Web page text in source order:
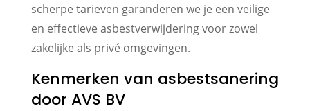
scherpe tarieven garanderen we je een veilige
en effectieve asbestverwijdering voor zowel
zakelijke als privé omgevingen.
Kenmerken van asbestsanering
door AVS BV